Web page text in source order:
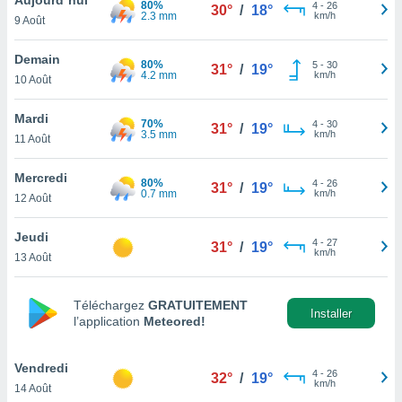
et
»,
au
vous
qu'ils
ou
le
ainsi
un
la
du
9 Août
80%
2.3 mm
30° / 18° 4- 26
km/h
Demain
10 Août
80%
4.2 mm
31° / 19° 5- 30
km/h
Mardi
11 Août
70%
3.5 mm
31° / 19° 4- 30
km/h
Mercredi
12 Août
80%
0.7 mm
31° / 19° 4- 26
km/h
Jeudi
13 Août
31° / 19° 4- 27
km/h
Téléchargez GRATUITEMENT
l’application Meteored!
Installer
Vendredi
14 Août
32° / 19° 4- 26
km/h